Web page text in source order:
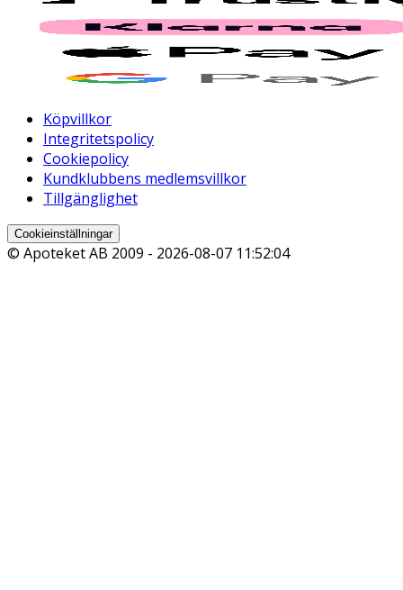
Köpvillkor
Integritetspolicy
Cookiepolicy
Kundklubbens medlemsvillkor
Tillgänglighet
Cookieinställningar
© Apoteket AB 2009 - 2026-08-07 11:52:04